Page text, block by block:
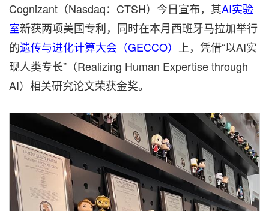
Cognizant（Nasdaq：CTSH）今日宣布，其AI实验
室新获两项美国专利，同时在本月西班牙马拉加举行
的遗传与进化计算大会（GECCO）
上，凭借“以AI实
现人类专长”（Realizing Human Expertise through
AI）相关研究论文荣获金奖。